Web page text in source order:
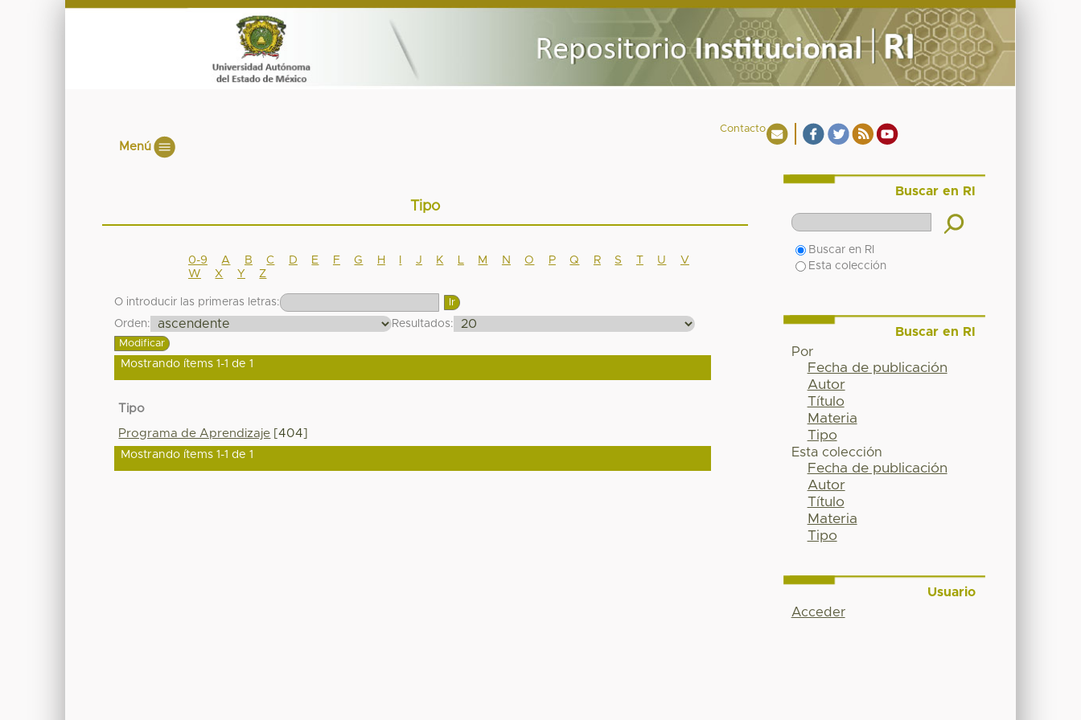
Contacto
Menú
Tipo
0-9 A B C D E F G H J K M N O P Q R S T U
V
W
X Y Z
O introducir las primeras letras:
Orden:
Resultados:
Mostrando ítems 1-1 de 1
Tipo
Programa de Aprendizaje [404]
Mostrando ítems 1-1 de 1
Buscar en RI
Buscar en RI
Esta colección
Buscar en RI
Por
Fecha de publicación
Autor
Título
Materia
Tipo
Esta colección
Fecha de publicación
Autor
Título
Materia
Tipo
Usuario
Acceder